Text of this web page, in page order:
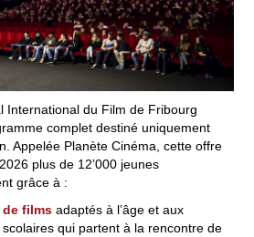
International du Film de Fribourg
complet destiné uniquement
Appelée Planète Cinéma, cette offre
plus de 12’000 jeunes
grâce à :
films adaptés à l’âge et aux
qui partent à la rencontre de